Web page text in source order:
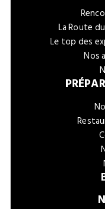
La Route
Le top des
Nos